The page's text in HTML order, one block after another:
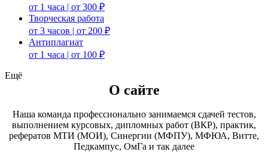
от 1 часа | от 300 ₽
Творческая работа
от 3 часов | от 200 ₽
Антиплагиат
от 1 часа | от 100 ₽
Ещё
О сайте
Наша команда профессионально занимаемся сдачей тестов,
выполнением курсовых, дипломных работ (ВКР), практик,
рефератов МТИ (МОИ), Синергии (МФПУ), МФЮА, Витте,
Педкампус, ОмГа и так далее